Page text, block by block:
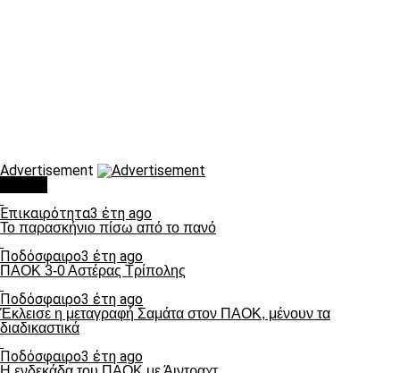
Advertisement
Επικαιρότητα3 έτη ago
Το παρασκήνιο πίσω από το πανό
Ποδόσφαιρο3 έτη ago
ΠΑΟΚ 3-0 Αστέρας Τρίπολης
Ποδόσφαιρο3 έτη ago
Έκλεισε η μεταγραφή Σαμάτα στον ΠΑΟΚ, μένουν τα
διαδικαστικά
Ποδόσφαιρο3 έτη ago